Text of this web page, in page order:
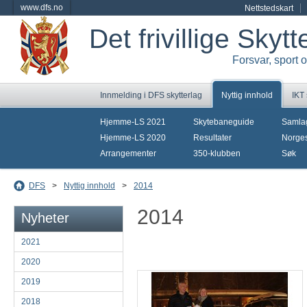
www.dfs.no Nettstedskart
Det frivillige
Forsvar, sport
Innmelding i DFS skytterlag Nyttig innhold
Hjemme-LS 2021
Hjemme-LS 2020
Arrangementer
Skytebaneguide
Resultater
350-klubben
Søk
DFS > Nyttig innhold > 2014
Nyheter
2021
2020
2019
2018
2014